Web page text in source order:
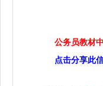
公务员教材
点击分享此